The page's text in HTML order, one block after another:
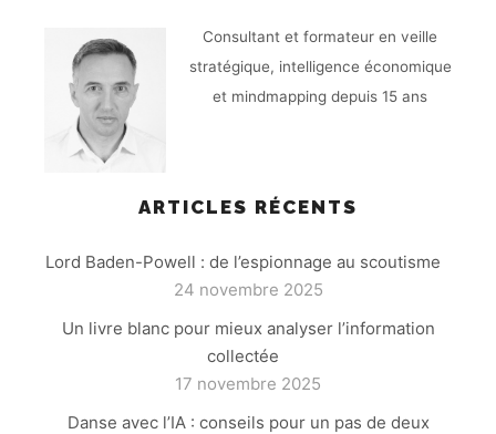
Consultant et formateur en veille
stratégique, intelligence économique
et mindmapping depuis 15 ans
ARTICLES RÉCENTS
Lord Baden-Powell : de l’espionnage au scoutisme
24 novembre 2025
Un livre blanc pour mieux analyser l’information
collectée
17 novembre 2025
Danse avec l’IA : conseils pour un pas de deux